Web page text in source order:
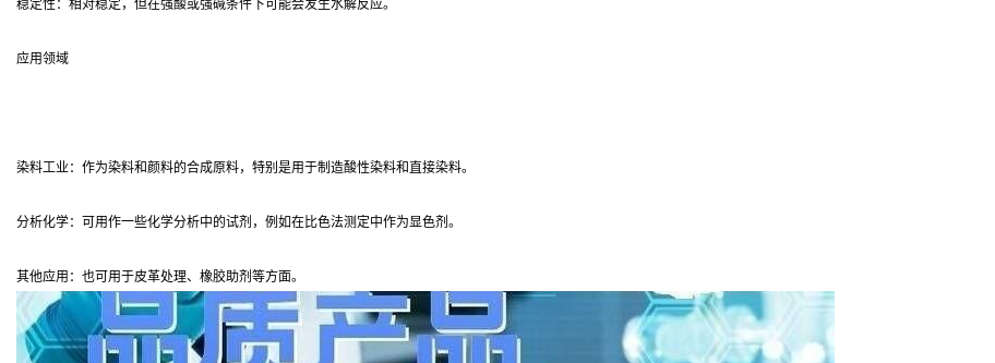
稳定性：相对稳定，但在强酸或强碱条件下可能会发生水解反应。
应用领域
染料工业：作为染料和颜料的合成原料，特别是用于制造酸性染料和直接染料。
分析化学：可用作一些化学分析中的试剂，例如在比色法测定中作为显色剂。
其他应用：也可用于皮革处理、橡胶助剂等方面。